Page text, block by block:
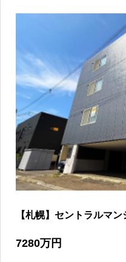
【札幌】セントラルマ
7280万円